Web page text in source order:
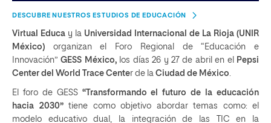
DESCUBRE NUESTROS ESTUDIOS DE EDUCACIÓN
Virtual Educa y la Universidad Internacional de La Rioja (UNIR
México) organizan el Foro Regional de “Educación e
Innovación”GESS México,los días 26 y 27 de abril en el
Pepsi
Center del World Trace Center de la Ciudad de México.
El foro de GESS “Transformando el futuro de la educación
hacia 2030” tiene como objetivo abordar temas como: el
modelo educativo dual, la integración de las TIC en la